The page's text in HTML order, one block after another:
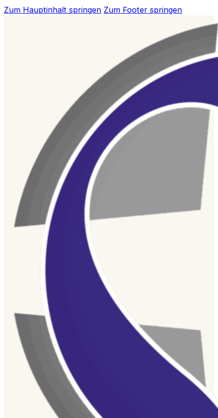
Zum Hauptinhalt springen Zum Footer springen